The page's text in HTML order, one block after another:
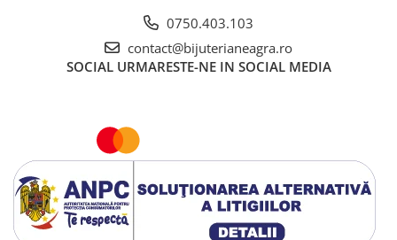
0750.403.103
contact@bijuterianeagra.ro
SOCIAL URMARESTE-NE IN SOCIAL MEDIA